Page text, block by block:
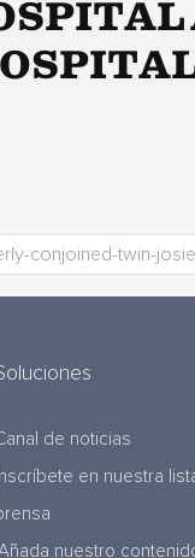
de noticias
Inscríbete en nuestra
nuestro